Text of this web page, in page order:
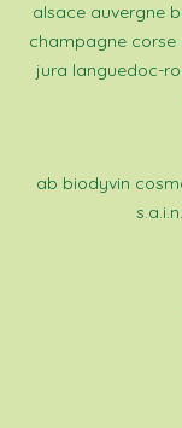
alsace auvergne
champagne corse
jura languedoc-
ab biodyvin